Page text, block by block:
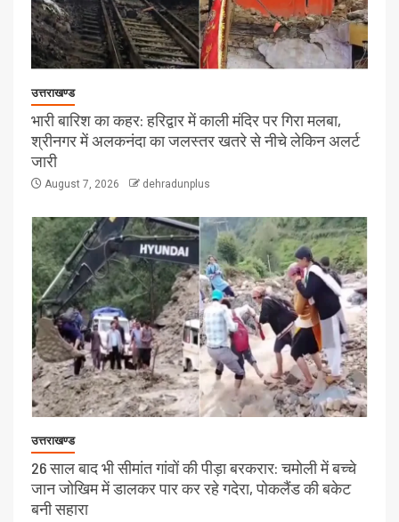
उत्तराखण्ड
भारी बारिश का कहर: हरिद्वार में काली मंदिर पर गिरा मलबा,
श्रीनगर में अलकनंदा का जलस्तर खतरे से नीचे लेकिन अलर्ट
जारी
August 7, 2026 dehradunplus
उत्तराखण्ड
26 साल बाद भी सीमांत गांवों की पीड़ा बरकरार: चमोली में बच्चे
जान जोखिम में डालकर पार कर रहे गदेरा, पोकलैंड की बकेट
बनी सहारा